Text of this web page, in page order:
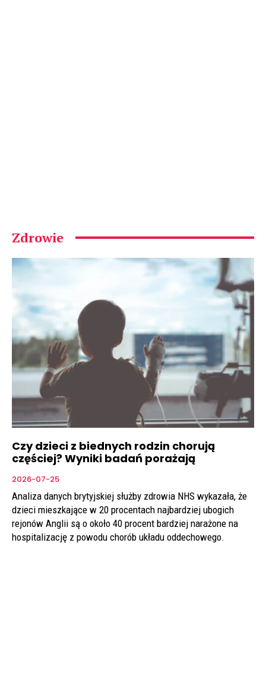
Zdrowie
Czy dzieci z biednych rodzin chorują
częściej? Wyniki badań porażają
2026-07-25
Analiza danych brytyjskiej służby zdrowia NHS wykazała, że
dzieci mieszkające w 20 procentach najbardziej ubogich
rejonów Anglii są o około 40 procent bardziej narażone na
hospitalizację z powodu chorób układu oddechowego.